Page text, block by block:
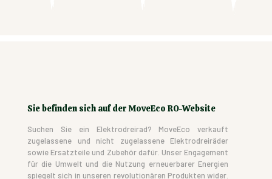
Sie befinden sich auf der MoveEco RO-Website
Suchen Sie ein Elektrodreirad? MoveEco verkauft
zugelassene und nicht zugelassene Elektrodreiräder
sowie Ersatzteile und Zubehör dafür. Unser Engagement
für die Umwelt und die Nutzung erneuerbarer Energien
spiegelt sich in unseren revolutionären Produkten wider.